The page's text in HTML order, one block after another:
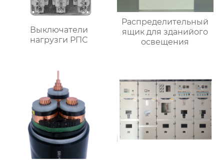
Выключатели
нагрузги РПС
Распределительный
ящик для зданийого
освещения